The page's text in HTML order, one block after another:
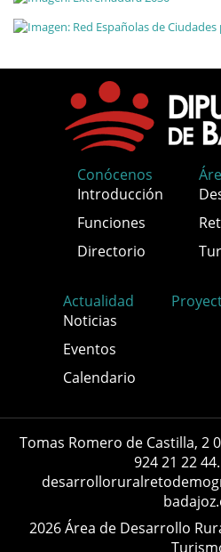
Conócenos
Introducción
Funciones
Directorio
Actualidad
Noticias
Eventos
Calendario
Tomas Romero de Castilla, 2
924 21 22
2026 Área de Desarrollo